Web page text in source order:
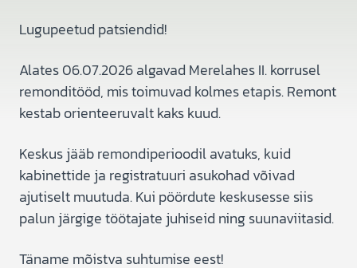
Meist
Teenused ja hinnakiri
Arstid ja vastuvõttude ajad
KKK ja eneseabi
Teated ja uudised
Lugupeetud patsiendid!
Alates 06.07.2026 algavad Merelahes II. korrusel
remonditööd, mis toimuvad kolmes etapis. Remont
kestab orienteeruvalt kaks kuud.
Keskus jääb remondiperioodil avatuks, kuid
kabinettide ja registratuuri asukohad võivad
ajutiselt muutuda. Kui pöördute keskusesse siis
palun järgige töötajate juhiseid ning suunaviitasid.
Täname mõistva suhtumise eest!